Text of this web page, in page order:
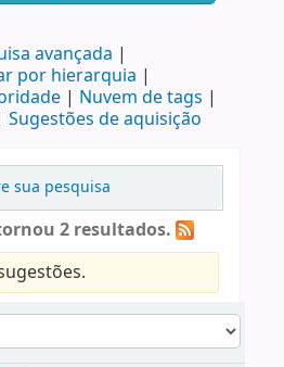
avançada
por hierarquia
Nuvem de tags
Sugestões de aquisição
sua pesquisa
2 resultados.